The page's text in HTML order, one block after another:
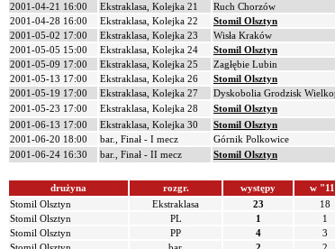
2001-04-21 16:00
Ekstraklasa, Kolejka 21 Ruch Chorzów
2001-04-28 16:00
Ekstraklasa, Kolejka 22 Stomil Olsztyn
2001-05-02 17:00
Ekstraklasa, Kolejka 23 Wisła Kraków
2001-05-05 15:00
Ekstraklasa, Kolejka 24 Stomil Olsztyn
2001-05-09 17:00
Ekstraklasa, Kolejka 25 Zagłębie Lubin
2001-05-13 17:00
Ekstraklasa, Kolejka 26 Stomil Olsztyn
2001-05-19 17:00
Ekstraklasa, Kolejka 27 Dyskobolia Grodzisk
2001-05-23 17:00
Ekstraklasa, Kolejka 28 Stomil Olsztyn
2001-06-13 17:00
Ekstraklasa, Kolejka 30 Stomil Olsztyn
2001-06-20 18:00
bar., Finał - I mecz Górnik Polkowice
2001-06-24 16:30
bar., Finał - II mecz Stomil Olsztyn
drużyna rozgr. występy w
Stomil Olsztyn
Ekstraklasa 23 18
Stomil Olsztyn
PL 1 1
Stomil Olsztyn
PP 4 3